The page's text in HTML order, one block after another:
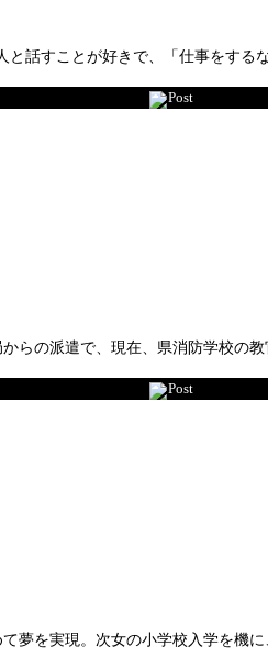
話すことが好きで、「仕事をす
Post
らの派遣で、現在、県消防学校の
Post
夢を実現。次女の小学校入学を機